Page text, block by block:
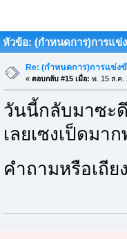
หัวข้อ: (กำหนดการ)การแข่
Re: (กำหนดการ)การแข่ง
« ตอบกลับ #15 เมื่อ: พ. 15 ส.ค.
วันนี้กลับมาซะ
เลยเซงเป็ดมา
คำถามหรือเถี